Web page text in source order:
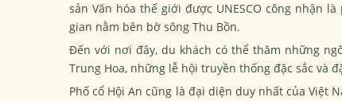
sản Văn hóa thế giới được UNESCO công nhận
gian nằm bên bờ sông Thu Bồn.
Đến với nơi đây, du khách có thể thăm những
Trung Hoa, những lễ hội truyền thống đặc sắc và
Phố cổ Hội An cũng là đại diện duy nhất của Việt